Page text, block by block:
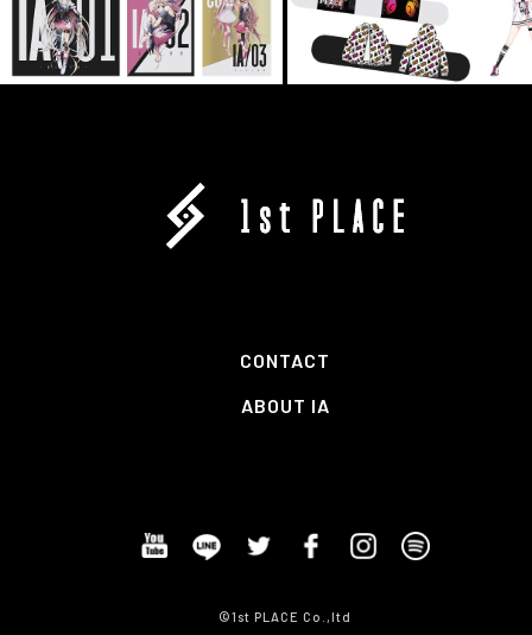
CONTACT
ABOUT IA
©1st PLACE Co.,ltd